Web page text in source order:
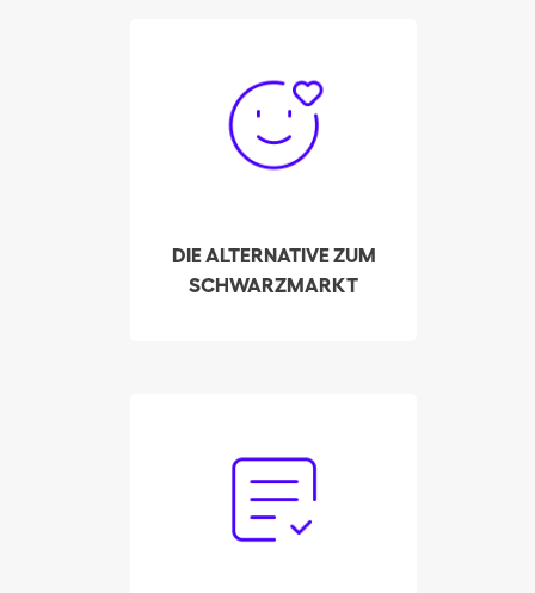
DIE ALTERNATIVE ZUM
SCHWARZMARKT
als 3000 Putzhilfen
geholfen, über die
Platform zur privaten
zu neuen Arbeitgebern
zu finden.
Papierkram. Unser
Treuhandservice
kümmert sich in Ihrem